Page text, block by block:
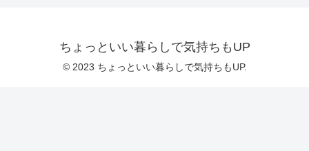
ちょっといい暮らしで気持ちもUP
© 2023 ちょっといい暮らしで気持ちもUP.